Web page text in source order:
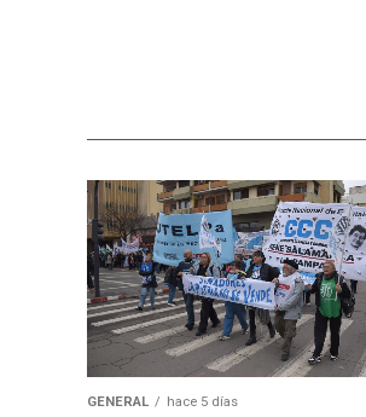
GENERAL hace 5 días